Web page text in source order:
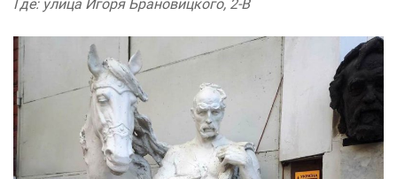
Где: улица Игоря Брановицкого, 2-В